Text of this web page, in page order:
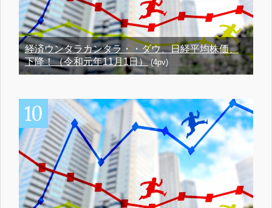
経済ウンタラカンタラ・・ダウ、日経平均株価、
下降！（令和元年11月1日）(4pv)